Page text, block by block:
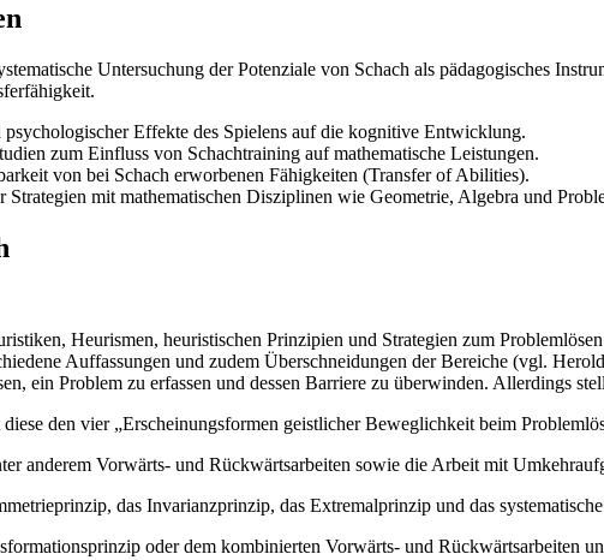
Untersuchung der Potenziale von Schach als pädagogisches
Effekte des Spielens auf die kognitive Entwicklung.
zum Einfluss von Schachtraining auf mathematische Leistungen.
von bei Schach erworbenen Fähigkeiten (Transfer of Abilities).
Strategien mit mathematischen Disziplinen wie Geometrie, Algebra und
Heurismen, heuristischen Prinzipien und Strategien zum
Auffassungen und zudem Überschneidungen der Bereiche (vgl.
ein Problem zu erfassen und dessen Barriere zu überwinden. Allerdings
den vier „Erscheinungsformen geistlicher Beweglichkeit beim
anderem Vorwärts- und Rückwärtsarbeiten sowie die Arbeit mit
das Invarianzprinzip, das Extremalprinzip und das
oder dem kombinierten Vorwärts- und Rückwärtsarbeiten